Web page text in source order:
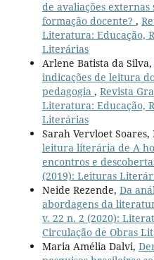
de avaliações
formação docente? ,
Literatura: Educação,
Literárias
Arlene Batista da Silva,
indicações de leitura
pedagogia , Revista
Literatura: Educação,
Literárias
Sarah Vervloet
leitura literária de A
encontros e
(2019): Leituras
Neide Rezende, Da
abordagens da
v. 22 n. 2 (2020):
Circulação de Obras
Maria Amélia Dalvi,